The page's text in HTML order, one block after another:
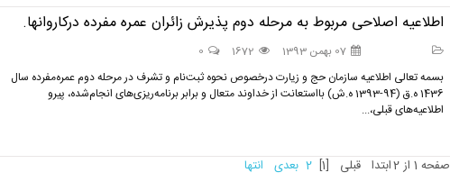
اطلاعیه اصلاحی مربوط به مرحله دوم پذیرش زائران عمره مفرده درکاروانها.
07 بهمن 1393 1672
0
بسمه تعالی اطلاعیه سازمان حج و زیارت درخصوص نحوه ثبت‌نام و تشرف در مرحله دوم عمره‌مفرده سال
1436 ه.ق (94-1393 ه.ش) بااستعانت از خداوند متعال و برابر برنامه‌ریزی‌های انجام‌شده، پیرو
اطلاعیه‌های قبلی،...
صفحه 1 از 2 ابتدا قبلی [1]
2 بعدی انتها